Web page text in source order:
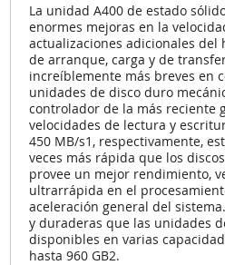
La unidad A400 de estado
enormes mejoras en la
actualizaciones adicionales del
de arranque, carga y de
increíblemente más breves en
unidades de disco duro
controlador de la más reciente
velocidades de lectura y
450 MB/s1 , respectivamente,
veces más rápida que los
provee un mejor rendimiento,
ultrarrápida en el
aceleración general del
y duraderas que las unidades
disponibles en varias
hasta 960 GB2.